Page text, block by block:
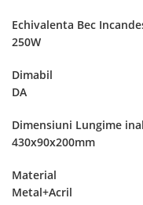
Echivalenta Bec
250W
Dimabil
DA
Dimensiuni Lungime
430x90x200mm
Material
Metal+Acril